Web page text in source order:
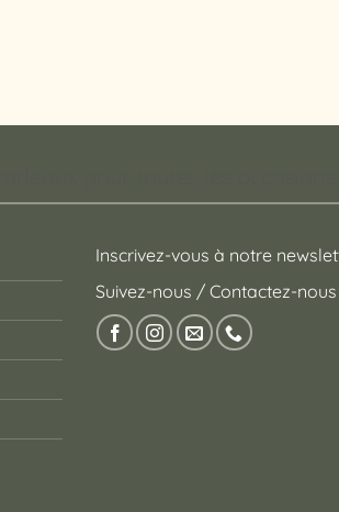
Inscrivez-vous à notre
Suivez-nous / Contactez-nous